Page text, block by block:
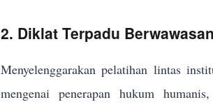
2. Diklat Terpadu
Menyelenggarakan pelatihan lintas
mengenai penerapan hukum